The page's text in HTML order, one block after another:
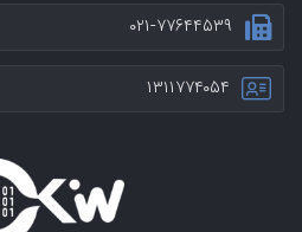
۰۲۱-۷۷۶۴۴۵۳۹